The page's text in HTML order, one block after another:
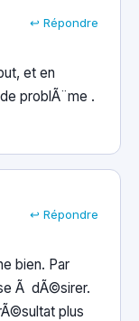
↩ Répondre
et en
problÃ¨me .
↩ Répondre
bien. Par
Ã dÃ©sirer.
plus